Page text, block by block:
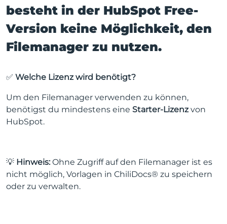
besteht in der HubSpot Free-
Version keine Möglichkeit, den
Filemanager zu nutzen.
✅ Welche Lizenz wird benötigt?
Um den Filemanager verwenden zu können,
benötigst du mindestens eine Starter-Lizenzvon
HubSpot.
💡 Hinweis:Ohne Zugriff auf den Filemanager ist es
nicht möglich, Vorlagen in ChiliDocs® zu speichern
oder zu verwalten.